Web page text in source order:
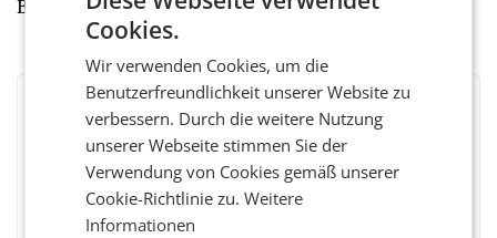
Bord. (red)
BEWERTEN SIE DIESEN ARTIKEL
FacebookTwitterMessenger
Cookies.
Wir verwenden Cookies, um die
Benutzerfreundlichkeit unserer Website zu
verbessern. Durch die weitere Nutzung
unserer Webseite stimmen Sie der
Verwendung von Cookies gemäß unserer
Cookie-Richtlinie zu.Weitere
Informationen